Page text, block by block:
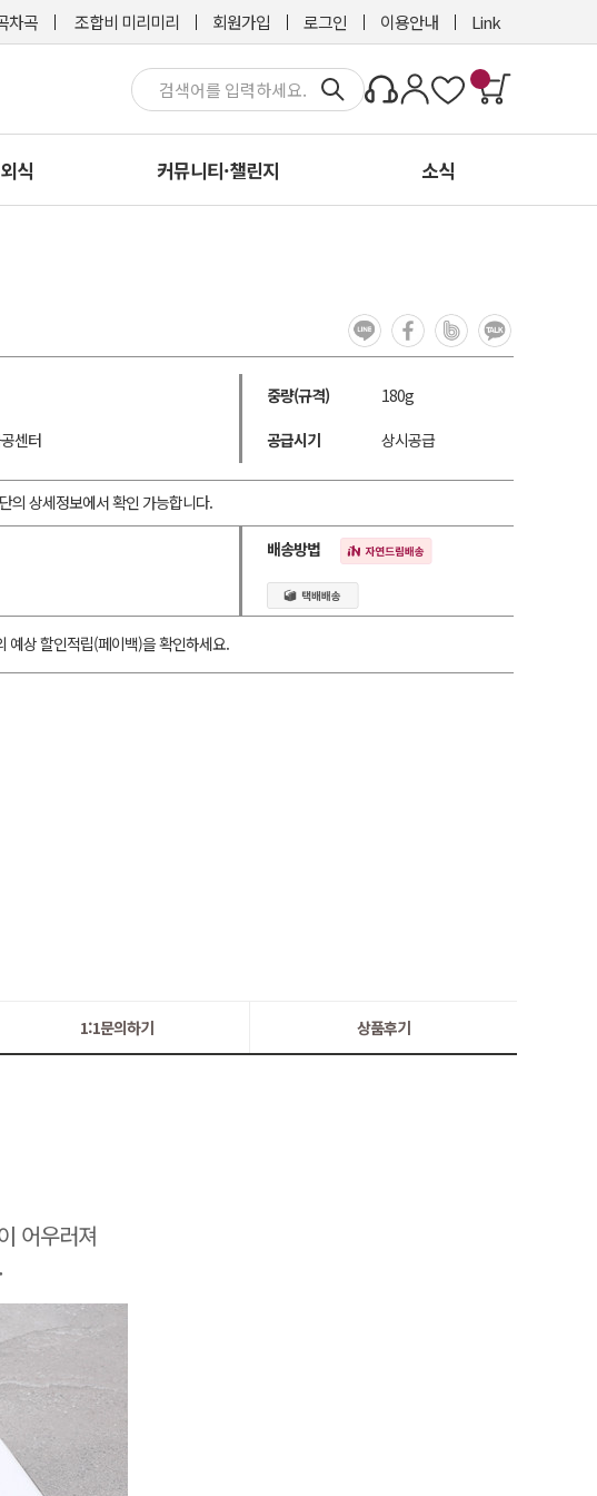
차곡 조합비 미리미리 회원가입 로그인 이용안내 Link
식 커뮤니티·챌린지 소식
중량(규격)
180g
센터 공급시기 상시공급
의 상세정보에서 확인 가능합니다.
배송방법
예상 할인적립(페이백)을 확인하세요.
1:1문의하기 상품후기
어우러져